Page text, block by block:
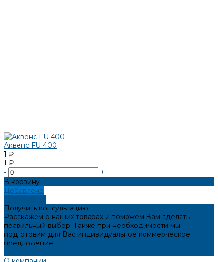
Аквенс FU 400
1 ₽
1 ₽
-
+
В корзину
Добавлено
Получить консультацию
Расскажем о наших товарах и поможем Вам сделать
правильный выбор. Также при необходимости мы
подготовим для Вас индивидуальное коммерческое
предложение.